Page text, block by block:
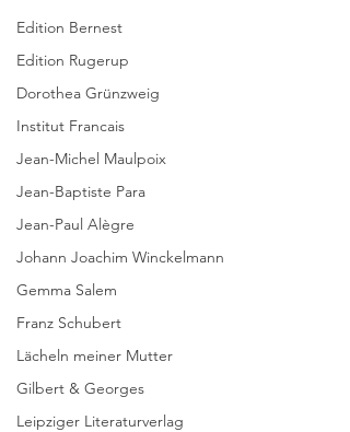
Edition Bernest
Edition Rugerup
Dorothea Grünzweig
Institut Francais
Jean-Michel Maulpoix
Jean-Baptiste Para
Jean-Paul Alègre
Johann Joachim Winckelmann
Gemma Salem
Franz Schubert
Lächeln meiner Mutter
Gilbert & Georges
Leipziger Literaturverlag